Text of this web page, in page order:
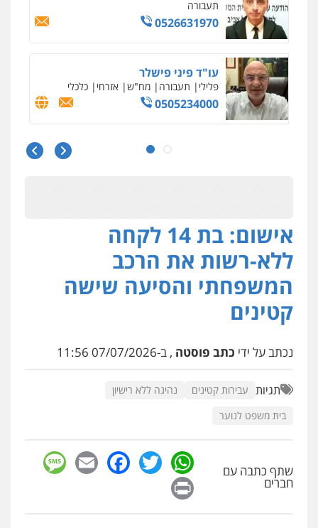
תעבורה
0526631970
עו"ד פיני פישלר
פלילי תעבורה מח"ש אזרחי כלכלי
0505234000
עו"ד עלי סעדי
ליווי וייצוג בחקירות
מצגר ושות', חברת עורכי דין
נדל"ן / עסקים משפחה תעבורה
הוצאה לפועל
0545402829
0502130230
אברהם שהבזי – משרד עורכי דין
עו"ד דרוויש נאשף
פשיעה חמורה
אישום: בת 14 לקחה
ללא-רשות את הרכב
המשפחתי והסיעה שישה
קטינים
נכתב על ידי כתב פוסטה , ב-07/07/2026 11:56
תגיות עבירות קטינים
נהיגה ללא רישיון
בית משפט לנוער
שתף כתבה עם
חברים
WhatsApp
Twitter
Facebook
Email